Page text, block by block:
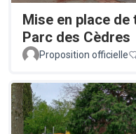
Mise en place de
Parc des Cèdres
Proposition officielle